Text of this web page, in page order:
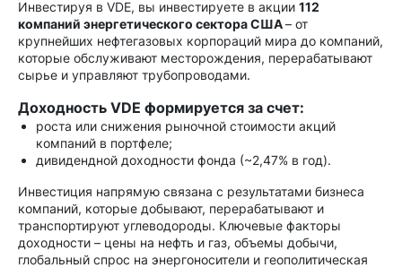
Инвестируя в VDE, вы инвестируете в акции 112
компаний энергетического сектора США– от
крупнейших нефтегазовых корпораций мира до компаний,
которые обслуживают месторождения, перерабатывают
сырье и управляют трубопроводами.
Доходность VDE формируется за счет:
роста или снижения рыночной стоимости акций
компаний в портфеле;
дивидендной доходности фонда (~2,47% в год).
Инвестиция напрямую связана с результатами бизнеса
компаний, которые добывают, перерабатывают и
транспортируют углеводороды. Ключевые факторы
доходности – цены на нефть и газ, объемы добычи,
глобальный спрос на энергоносители и геополитическая